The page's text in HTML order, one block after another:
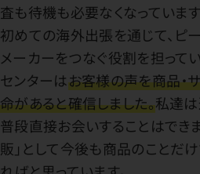
査も待機も必要なくなっています
初めての海外出張を通じて、ピ
メーカーをつなぐ役割を担って
センターはお客様の声を商品・
命があると確信しました。私達
普段直接お会いすることはでき
販」として今後も商品のことだ